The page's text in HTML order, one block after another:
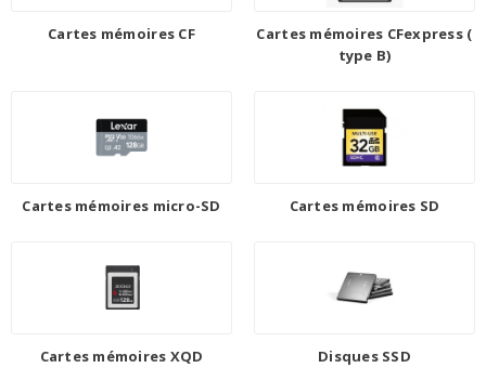
Cartes mémoires CF
Cartes mémoires CFexpress (
type B)
Cartes mémoires micro-SD Cartes mémoires SD
Cartes mémoires XQD Disques SSD